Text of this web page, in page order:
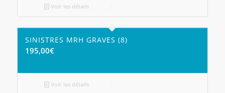
Voir les détails
SINISTRES MRH GRAVES (8)
195,00€
Voir les détails